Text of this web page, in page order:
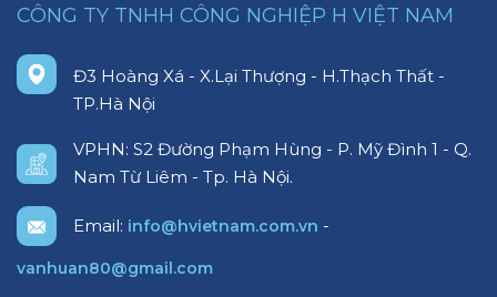
CÔNG TY TNHH CÔNG NGHIỆP H VIỆT NAM
Đ3 Hoàng Xá - X.Lại Thượng - H.Thạch Thất -
TP.Hà Nội
VPHN: S2 Đường Phạm Hùng - P. Mỹ Đình 1 - Q.
Nam Từ Liêm - Tp. Hà Nội.
Email: info@hvietnam.com.vn -
vanhuan80@gmail.com